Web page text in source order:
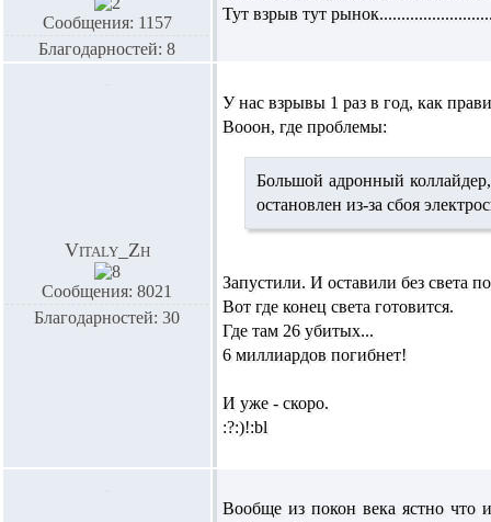
Сообщения: 1157
Благодарностей: 8
Тут взрыв тут
Vitaly_Zh
Сообщения: 8021
Благодарностей: 30
У нас взрывы 1 раз в год, как
Вооон, где проблемы:
Большой адронный
остановлен из-за сбоя
Запустили. И оставили без света
Вот где конец света готовится.
Где там 26 убитых...
6 миллиардов погибнет!
И уже - скоро.
:?:)!:bl
Вообще из покон века ястно что